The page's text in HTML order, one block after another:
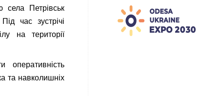
Петрівськ
час зустрічі
на території
оперативність
та навколишніх